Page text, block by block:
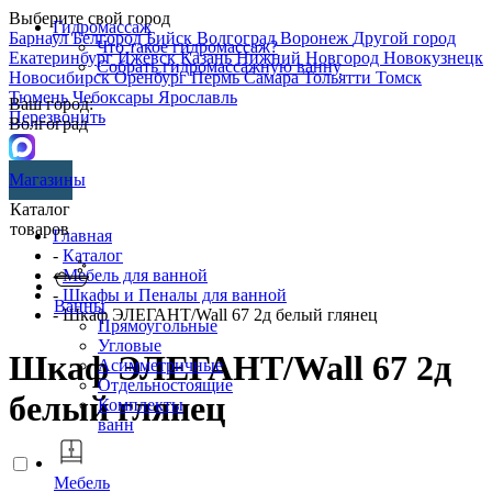
Выберите свой город
БарнаулБелгородБийск ВолгоградВоронеж Другой город
ЕкатеринбургИжевскКазаньНижний Новгород Новокузнецк
НовосибирскОренбургПермьСамараТольятти Томск
ТюменьЧебоксары Ярославль
Перезвонить
Гидромассаж
Что такое гидромассаж?
Собрать гидромассажную ванну
Ваш город:
Волгоград
Магазины
Каталог
товаров
Ванны
Прямоугольные
Угловые
Асимметричные
Отдельностоящие
Комплекты
ванн
Мебель
Главная
- Каталог
-Мебель для ванной
- Шкафы и Пеналы для ванной
- Шкаф ЭЛЕГАНТ/Wall 67 2д белый глянец
Шкаф ЭЛЕГАНТ/Wall 67 2д
белый глянец